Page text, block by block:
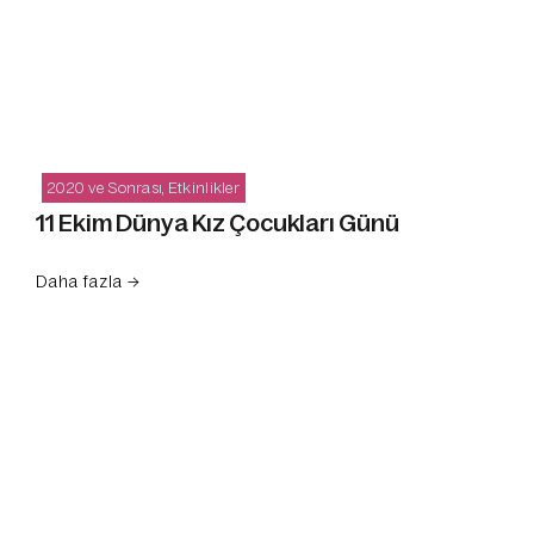
2020 ve Sonrası Etkinlikler
11 Ekim Dünya Kız Çocukları Günü
Daha fazla →